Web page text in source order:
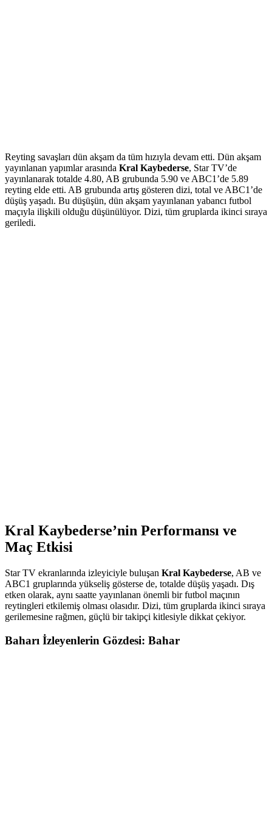
Reyting savaşları dün akşam da tüm hızıyla devam etti. Dün akşam
yayınlanan yapımlar arasında Kral Kaybederse, Star TV’de
yayınlanarak totalde 4.80, AB grubunda 5.90 ve ABC1’de 5.89
reyting elde etti. AB grubunda artış gösteren dizi, total ve ABC1’de
düşüş yaşadı. Bu düşüşün, dün akşam yayınlanan yabancı futbol
maçıyla ilişkili olduğu düşünülüyor. Dizi, tüm gruplarda ikinci sıraya
geriledi.
Kral Kaybederse’nin Performansı ve
Maç Etkisi
Star TV ekranlarında izleyiciyle buluşan Kral Kaybederse, AB ve
ABC1 gruplarında yükseliş gösterse de, totalde düşüş yaşadı. Dış
etken olarak, aynı saatte yayınlanan önemli bir futbol maçının
reytingleri etkilemiş olması olasıdır. Dizi, tüm gruplarda ikinci sıraya
gerilemesine rağmen, güçlü bir takipçi kitlesiyle dikkat çekiyor.
Baharı İzleyenlerin Gözdesi: Bahar